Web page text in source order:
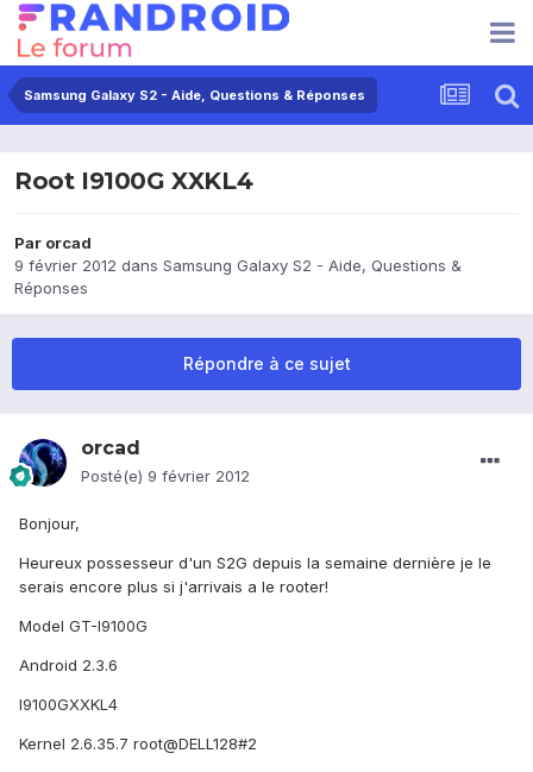
Samsung Galaxy S2 - Aide, Questions & Réponses
Root I9100G XXKL4
Par orcad
9 février 2012 dans Samsung Galaxy S2 - Aide, Questions &
Réponses
Répondre à ce sujet
orcad
Posté(e) 9 février 2012
Bonjour,
Heureux possesseur d'un S2G depuis la semaine dernière je le
serais encore plus si j'arrivais a le rooter!
Model GT-I9100G
Android 2.3.6
I9100GXXKL4
Kernel 2.6.35.7 root@DELL128#2